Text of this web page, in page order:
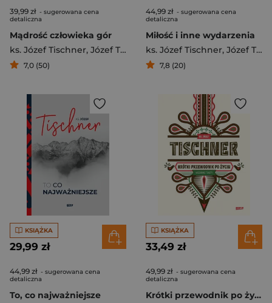
39,99 zł - sugerowana cena
detaliczna
Mądrość człowieka gór
ks. Józef Tischner, Józef Tischner
7,0 (50)
44,99 zł - sugerowana cena
detaliczna
Miłość i inne wydarzenia
ks. Józef Tischner, Józef Tischner
7,8 (20)
KSIĄŻKA
29,99 zł
44,99 zł - sugerowana cena
detaliczna
To, co najważniejsze
KSIĄŻKA
33,49 zł
49,99 zł - sugerowana cena
detaliczna
Krótki przewodnik po życiu (2022)